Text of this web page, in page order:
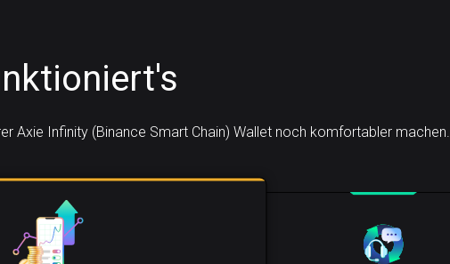
Axie Infinity (Binance Smart Chain) Wallet noch komfortabler machen.